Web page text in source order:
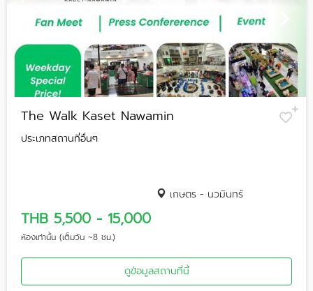
The Walk Kaset Nawamin
ประเภทสถานที่อื่นๆ
เกษตร - นวมินทร์
THB 5,500 - 15,000
ห้องเท่านั้น (เต็มวัน ~8 ชม.)
ดูข้อมูลสถานที่นี้